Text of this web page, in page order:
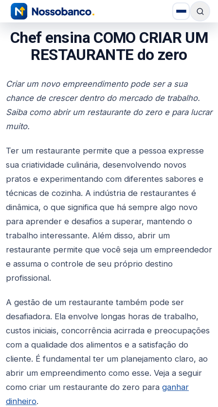
Chef ensina COMO CRIAR UM
RESTAURANTE do zero
Criar um novo empreendimento pode ser a sua
chance de crescer dentro do mercado de trabalho.
Saiba como abrir um restaurante do zero e para lucrar
muito.
Ter um restaurante permite que a pessoa expresse
sua criatividade culinária, desenvolvendo novos
pratos e experimentando com diferentes sabores e
técnicas de cozinha. A indústria de restaurantes é
dinâmica, o que significa que há sempre algo novo
para aprender e desafios a superar, mantendo o
trabalho interessante. Além disso, abrir um
restaurante permite que você seja um empreendedor
e assuma o controle de seu próprio destino
profissional.
A gestão de um restaurante também pode ser
desafiadora. Ela envolve longas horas de trabalho,
custos iniciais, concorrência acirrada e preocupações
com a qualidade dos alimentos e a satisfação do
cliente. É fundamental ter um planejamento claro, ao
abrir um empreendimento como esse. Veja a seguir
como criar um restaurante do zero para ganhar
dinheiro.